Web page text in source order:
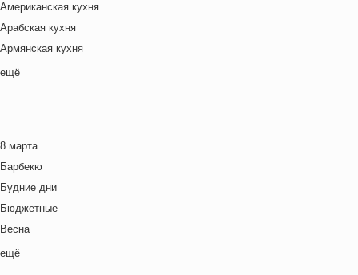
Американская кухня
Арабская кухня
Армянская кухня
Белорусская
Венгерская кухня
Греческая кухня
Грузинская кухня
Еврейская кухня
Европейская кухня
Индийская кухня
ещё
8 марта
Барбекю
Будние дни
Бюджетные
Весна
Выходные дни
ещё